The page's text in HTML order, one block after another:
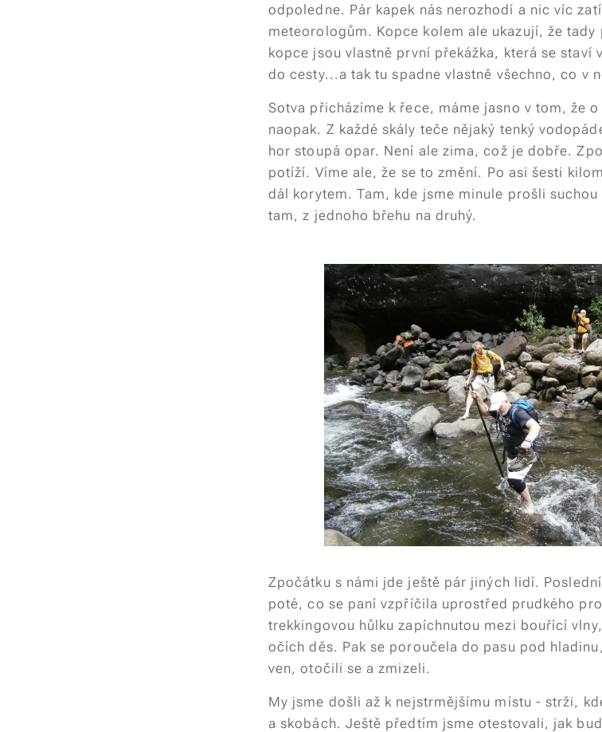
odpoledne. Pár kapek nás nerozhodí a nic víc
meteorologům. Kopce kolem ale ukazují, že tady
kopce jsou vlastně první překážka, která se staví
do cesty...a tak tu spadne vlastně všechno, co v
Sotva přicházíme k řece, máme jasno v tom, že
naopak. Z každé skály teče nějaký tenký
hor stoupá opar. Není ale zima, což je dobře.
potíží. Víme ale, že se to změní. Po asi šesti
dál korytem. Tam, kde jsme minule prošli
tam, z jednoho břehu na druhý.
Zpočátku s námi jde ještě pár jiných lidí.
poté, co se paní vzpříčila uprostřed prudkého
trekkingovou hůlku zapíchnutou mezi bouřící
očích děs. Pak se poroučela do pasu pod
ven, otočili se a zmizeli.
My jsme došli až k nejstrmějšímu místu - strži,
a skobách. Ještě předtím jsme otestovali, jak